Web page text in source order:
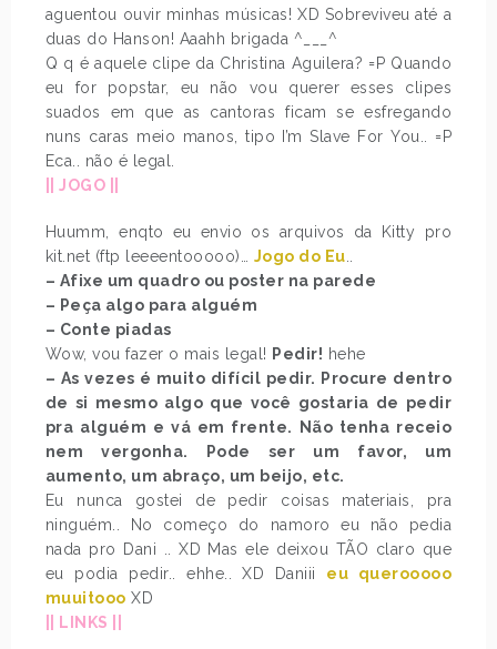
aguentou ouvir minhas músicas! XD Sobreviveu até a
duas do Hanson! Aaahh brigada ^___^
Q q é aquele clipe da Christina Aguilera? =P Quando
eu for popstar, eu não vou querer esses clipes
suados em que as cantoras ficam se esfregando
nuns caras meio manos, tipo I’m Slave For You.. =P
Eca.. não é legal.
|| JOGO ||
Huumm, enqto eu envio os arquivos da Kitty pro
kit.net (ftp leeeentooooo)… Jogo do Eu
– Afixe um quadro ou poster na parede
– Peça algo para alguém
– Conte piadas
Wow, vou fazer o mais legal! Pedir! hehe
– As vezes é muito difícil pedir. Procure dentro
de si mesmo algo que você gostaria de pedir
pra alguém e vá em frente. Não tenha receio
nem vergonha. Pode ser um favor, um
aumento, um abraço, um beijo, etc.
Eu nunca gostei de pedir coisas materiais, pra
ninguém.. No começo do namoro eu não pedia
nada pro Dani .. XD Mas ele deixou TÃO claro que
eu podia pedir.. ehhe.. XD Daniii eu querooooo
muuitooo XD
|| LINKS ||